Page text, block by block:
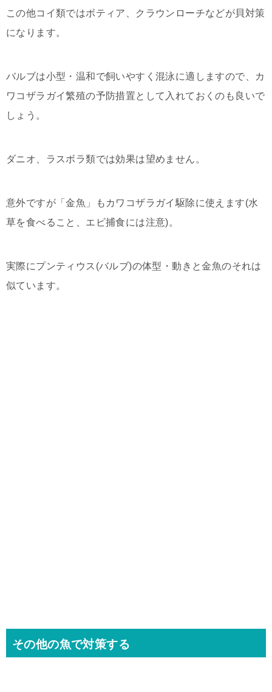
この他コイ類ではボティア、クラウンローチなどが貝対策
になります。
バルブは小型・温和で飼いやすく混泳に適しますので、カ
ワコザラガイ繁殖の予防措置として入れておくのも良いで
しょう。
ダニオ、ラスボラ類では効果は望めません。
意外ですが「金魚」もカワコザラガイ駆除に使えます(水
草を食べること、エビ捕食には注意)。
実際にプンティウス(バルブ)の体型・動きと金魚のそれは
似ています。
その他の魚で対策する